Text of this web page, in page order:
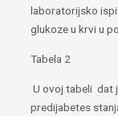
laboratorijsko
glukoze u krvi u
Tabela 2
U ovoj tabeli dat
predijabetes